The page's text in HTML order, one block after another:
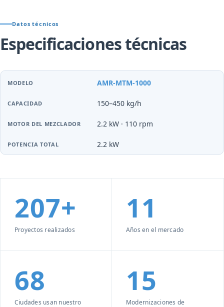
Datos técnicos
Especificaciones técnicas
AMR-MTM-1000
150–450 kg/h
2.2 kW · 110 rpm
2.2 kW
207+
Proyectos realizados
11
Años en el mercado
68
Ciudades usan nuestro
15
Modernizaciones de